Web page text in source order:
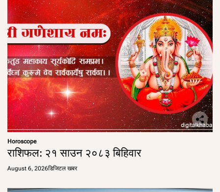
Horoscope
राशिफल: २१ साउन २०८३ बिहिवार
August 6, 2026डिजिटल खबर